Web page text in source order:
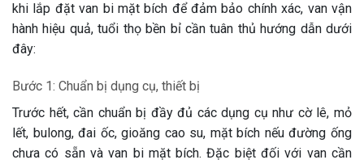
khi lắp đặt van bi mặt bích để đảm bảo chính xác, van vận
hành hiệu quả, tuổi thọ bền bỉ cần tuân thủ hướng dẫn dưới
đây:
Bước 1: Chuẩn bị dụng cụ, thiết bị
Trước hết, cần chuẩn bị đầy đủ các dụng cụ như cờ lê, mỏ
lết, bulong, đai ốc, gioăng cao su, mặt bích nếu đường ống
chưa có sẵn và van bi mặt bích. Đặc biệt đối với van cần